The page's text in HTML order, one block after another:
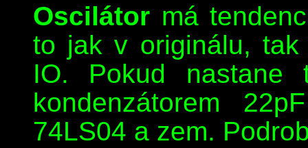
Oscilátor má
to jak v originálu,
IO. Pokud
kondenzátorem
74LS04 a zem.